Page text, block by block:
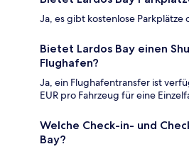
Ja, es gibt kostenlose Parkplätze
Bietet Lardos Bay einen
Flughafen?
Ja, ein Flughafentransfer ist
EUR pro Fahrzeug für eine
Welche Check-in- und
Bay?